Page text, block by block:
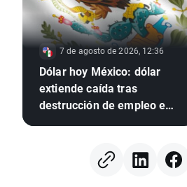
7 de agosto de 2026, 12:36
Dólar hoy México: dólar
extiende caída tras
destrucción de empleo en